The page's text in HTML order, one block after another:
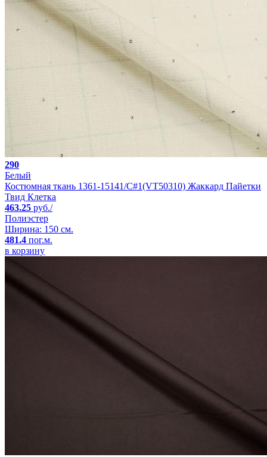
290
Белый
Костюмная ткань 1361-15141/C#1(VT50310) Жаккард Пайетки
Твид Клетка
463.25 руб./
Полиэстер
Ширина: 150 см.
481.4 пог.м.
в корзину